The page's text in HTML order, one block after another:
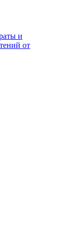
и
от